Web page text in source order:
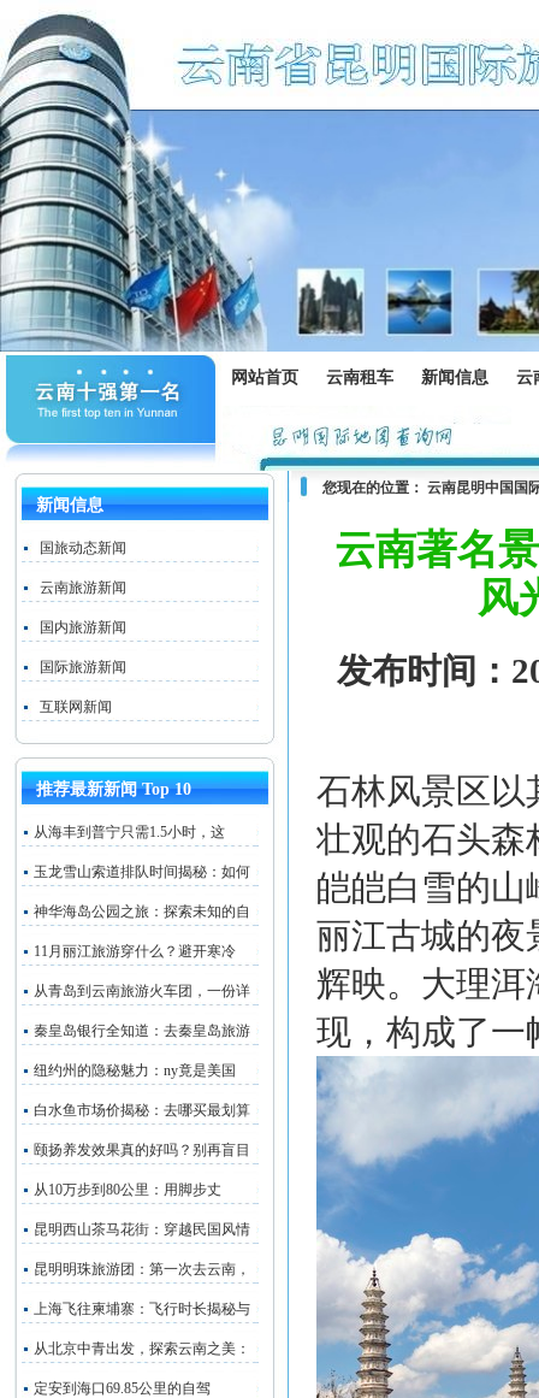
网站首页 云南租车 新闻信息 云
新闻信息
国旅动态新闻
云南旅游新闻
国内旅游新闻
国际旅游新闻
互联网新闻
推荐最新新闻 Top 10
从海丰到普宁只需1.5小时，这
玉龙雪山索道排队时间揭秘：如何
神华海岛公园之旅：探索未知的自
11月丽江旅游穿什么？避开寒冷
从青岛到云南旅游火车团，一份详
秦皇岛银行全知道：去秦皇岛旅游
纽约州的隐秘魅力：ny竟是美国
白水鱼市场价揭秘：去哪买最划算
颐扬养发效果真的好吗？别再盲目
从10万步到80公里：用脚步丈
昆明西山茶马花街：穿越民国风情
昆明明珠旅游团：第一次去云南，
上海飞往柬埔寨：飞行时长揭秘与
从北京中青出发，探索云南之美：
定安到海口69.85公里的自驾
您现在的位置： 云南昆明中国国
云南著名
风
发布时间：
石林风景区以
壮观的石头森
皑皑白雪的山
丽江古城的夜
辉映。大理洱
现，构成了一